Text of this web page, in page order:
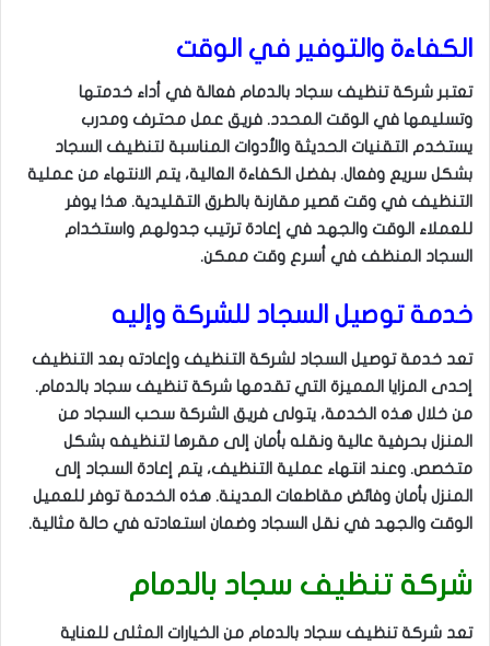
الكفاءة والتوفير في الوقت
تعتبر شركة تنظيف سجاد بالدمام فعالة في أداء خدمتها
وتسليمها في الوقت المحدد. فريق عمل محترف ومدرب
يستخدم التقنيات الحديثة والأدوات المناسبة لتنظيف السجاد
بشكل سريع وفعال. بفضل الكفاءة العالية، يتم الانتهاء من عملية
التنظيف في وقت قصير مقارنة بالطرق التقليدية. هذا يوفر
للعملاء الوقت والجهد في إعادة ترتيب جدولهم واستخدام
السجاد المنظف في أسرع وقت ممكن.
خدمة توصيل السجاد للشركة وإليه
تعد خدمة توصيل السجاد لشركة التنظيف وإعادته بعد التنظيف
إحدى المزايا المميزة التي تقدمها شركة تنظيف سجاد بالدمام.
من خلال هذه الخدمة، يتولى فريق الشركة سحب السجاد من
المنزل بحرفية عالية ونقله بأمان إلى مقرها لتنظيفه بشكل
متخصص. وعند انتهاء عملية التنظيف، يتم إعادة السجاد إلى
المنزل بأمان وفائض مقاطعات المدينة. هذه الخدمة توفر للعميل
الوقت والجهد في نقل السجاد وضمان استعادته في حالة مثالية.
شركة تنظيف سجاد بالدمام
تعد شركة تنظيف سجاد بالدمام من الخيارات المثلى للعناية